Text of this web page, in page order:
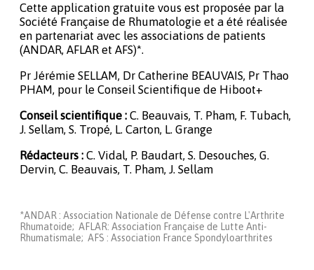
Cette application gratuite vous est proposée par la
Société Française de Rhumatologie et a été réalisée
en partenariat avec les associations de patients
(ANDAR, AFLAR et AFS)*.
Pr Jérémie SELLAM, Dr Catherine BEAUVAIS, Pr Thao
PHAM, pour le Conseil Scientifique de Hiboot+
Conseil scientifique : C. Beauvais, T. Pham, F. Tubach,
J. Sellam, S. Tropé, L. Carton, L. Grange
Rédacteurs : C. Vidal, P. Baudart, S. Desouches, G.
Dervin, C. Beauvais, T. Pham, J. Sellam
*ANDAR : Association Nationale de Défense contre L'Arthrite
Rhumatoide; AFLAR: Association Française de Lutte Anti-
Rhumatismale; AFS : Association France Spondyloarthrites